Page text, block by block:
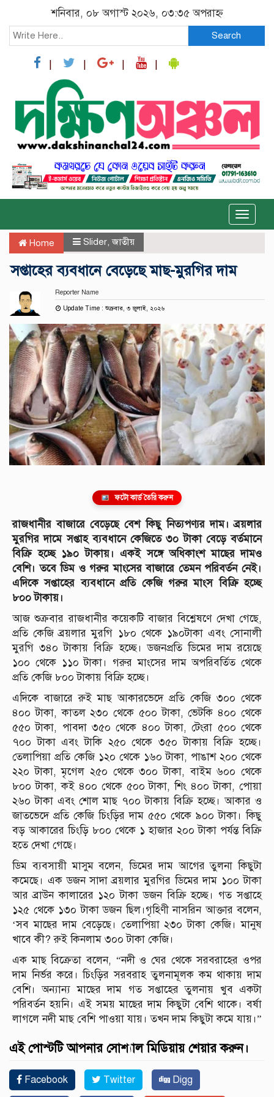
শনিবার, ০৮ অগাস্ট ২০২৬, ০৩:৩৫ অপরাহ্ন
Search
Toggle
Home Slider,জাতীয়
সপ্তাহের ব্যবধানে বেড়েছে মাছ-মুরগির দাম
Reporter Name
Update Time : শুক্রবার, ৩ জুলাই, ২০২৬
ফটো কার্ড তৈরি করুন
রাজধানীর বাজারে বেড়েছে বেশ কিছু নিত্যপণ্যর দাম। ব্রয়লার
মুরগির দামে সপ্তাহ ব্যবধানে কেজিতে ৩০ টাকা বেড়ে বর্তমানে
বিক্রি হচ্ছে ১৯০ টাকায়। একই সঙ্গে অধিকাংশ মাছের দামও
বেশি। তবে ডিম ও গরুর মাংসের বাজারে তেমন পরিবর্তন নেই।
এদিকে সপ্তাহের ব্যবধানে প্রতি কেজি গরুর মাংস বিক্রি হচ্ছে
৮০০ টাকায়।
আজ শুক্রবার রাজধানীর কয়েকটি বাজার বিশ্লেষণে দেখা গেছে,
প্রতি কেজি ব্রয়লার মুরগি ১৮০ থেকে ১৯০টাকা এবং সোনালী
মুরগি ৩৪০ টাকায় বিক্রি হচ্ছে। ডজনপ্রতি ডিমের দাম রয়েছে
১০০ থেকে ১১০ টাকা। গরুর মাংসের দাম অপরিবর্তিত থেকে
প্রতি কেজি ৮০০ টাকায় বিক্রি হচ্ছে।
এদিকে বাজারে রুই মাছ আকারভেদে প্রতি কেজি ৩০০ থেকে
৪০০ টাকা, কাতল ২৩০ থেকে ৫০০ টাকা, ভেটকি ৪০০ থেকে
৫৫০ টাকা, পাবদা ৩৫০ থেকে ৪০০ টাকা, টেংরা ৫০০ থেকে
৭০০ টাকা এবং টাকি ২৫০ থেকে ৩৫০ টাকায় বিক্রি হচ্ছে।
তেলাপিয়া প্রতি কেজি ১২০ থেকে ১৬০ টাকা, পাঙাশ ২০০ থেকে
২২০ টাকা, মৃগেল ২৫০ থেকে ৩০০ টাকা, বাইম ৬০০ থেকে
৮০০ টাকা, কই ৪০০ থেকে ৫০০ টাকা, শিং ৪০০ টাকা, পোয়া
২৬০ টাকা এবং শোল মাছ ৭০০ টাকায় বিক্রি হচ্ছে। আকার ও
জাতভেদে প্রতি কেজি চিংড়ির দাম ৫৫০ থেকে ৯০০ টাকা। কিছু
বড় আকারের চিংড়ি ৮০০ থেকে ১ হাজার ২০০ টাকা পর্যন্ত বিক্রি
হতে দেখা গেছে।
ডিম ব্যবসায়ী মাসুম বলেন, ডিমের দাম আগের তুলনা কিছুটা
কমেছে। এক ডজন সাদা ব্রয়লার মুরগির ডিমের দাম ১০০ টাকা
আর ব্রাউন কালারের ১২০ টাকা ডজন বিক্রি হচ্ছে। গত সপ্তাহে
১২৫ থেকে ১৩০ টাকা ডজন ছিল।গৃহিণী নাসরিন আক্তার বলেন,
‘সব মাছের দাম বেড়েছে। তেলাপিয়া ২৩০ টাকা কেজি। মানুষ
খাবে কী? রুই কিনলাম ৩০০ টাকা কেজি।
এক মাছ বিক্রেতা বলেন, “নদী ও ঘের থেকে সরবরাহের ওপর
দাম নির্ভর করে। চিংড়ির সরবরাহ তুলনামূলক কম থাকায় দাম
বেশি। অন্যান্য মাছের দাম গত সপ্তাহের তুলনায় খুব একটা
পরিবর্তন হয়নি। এই সময় মাছের দাম কিছুটা বেশি থাকে। বর্ষা
লাগলে নদী মাছ বেশি পাওয়া যায়। তখন দাম কিছুটা কমে যায়।”
এই পোস্টটি আপনার সোশ্যাল মিডিয়ায় শেয়ার করুন।
Facebook Twitter Digg